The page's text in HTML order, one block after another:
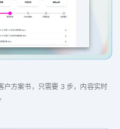
户方案书，只需要 3 步，内容实时